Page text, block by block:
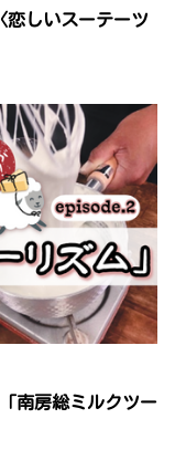
恋しいスーテーツ
南房総ミルクツー